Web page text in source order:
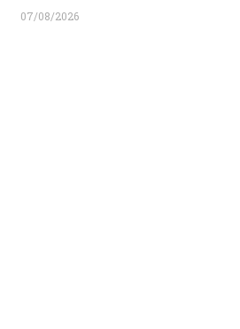
07/08/2026